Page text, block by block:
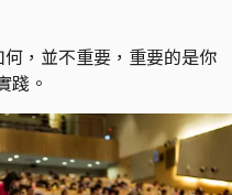
，並不重要，重要的是你
踐。